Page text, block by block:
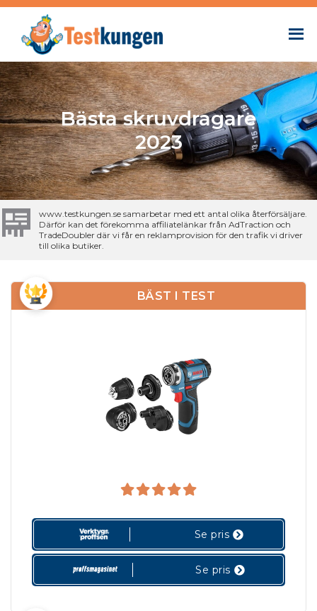
Bästa skruvdragare
2023
www.testkungen.se samarbetar med ett antal olika återförsäljare.
Därför kan det förekomma affiliatelänkar från AdTraction och
TradeDoubler där vi får en reklamprovision för den trafik vi driver
till olika butiker.
BÄST I TEST
Se pris
Se pris